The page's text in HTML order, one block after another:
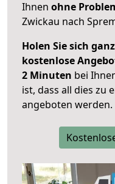
Ihnen ohne
Zwickau nach
Holen Sie sich
kostenlose
2 Minuten bei
ist, dass all dies zu
angeboten werden.